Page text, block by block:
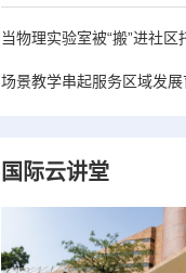
当物理实验室被“搬”进社区
场景教学串起服务区域发
国际云讲堂